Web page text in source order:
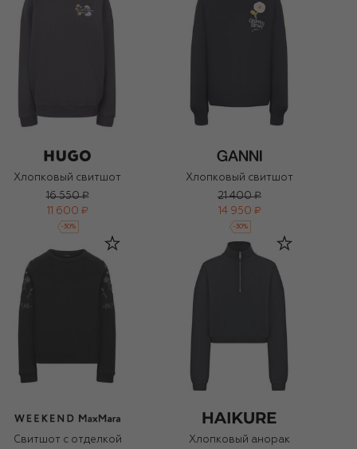
Хлопковый свитшот
16 550 ₽
11 600 ₽
-30%
Хлопковый свитшот
21 400 ₽
14 950 ₽
-30%
Свитшот с отделкой
Хлопковый анорак